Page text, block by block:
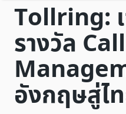
Tollring:
รางวัล Call
อังกฤษสู่ไ